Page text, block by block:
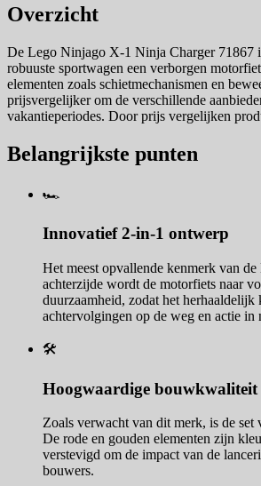
Overzicht
De Lego Ninjago X-1 Ninja Charger 71867
robuuste sportwagen een verborgen
elementen zoals schietmechanismen en
prijsvergelijker om de verschillende
vakantieperiodes. Door prijs vergelijken
Belangrijkste punten
🏎️
Innovatief 2-in-1 ontwerp
Het meest opvallende kenmerk van
achterzijde wordt de motorfiets naar
duurzaamheid, zodat het
achtervolgingen op de weg en actie
🛠️
Hoogwaardige bouwkwaliteit
Zoals verwacht van dit merk, is de
De rode en gouden elementen zijn
verstevigd om de impact van de
bouwers.